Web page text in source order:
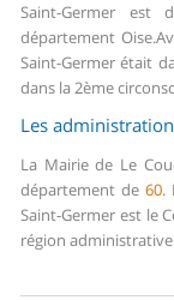
Saint-Germer est
département Oise.
Saint-Germer était
dans la 2ème
Les
La Mairie de Le
département de 60.
Saint-Germer est le
région administrative